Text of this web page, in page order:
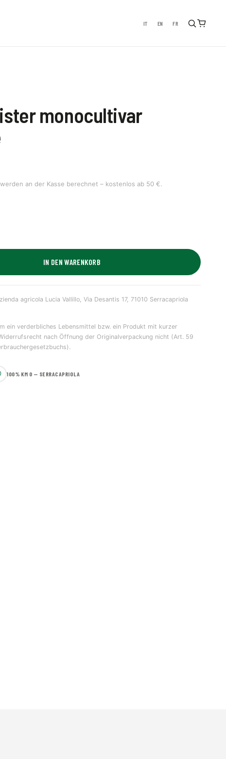
IT EN FR
monocultivar
an der Kasse berechnet – kostenlos ab 50 €.
IN DEN WARENKORB
agricola Lucia Vallillo, Via Desantis 17, 71010 Serracapriola
ein verderbliches Lebensmittel bzw. ein Produkt mit kurzer
nach Öffnung der Originalverpackung nicht (Art. 59
100% KM 0 — SERRACAPRIOLA